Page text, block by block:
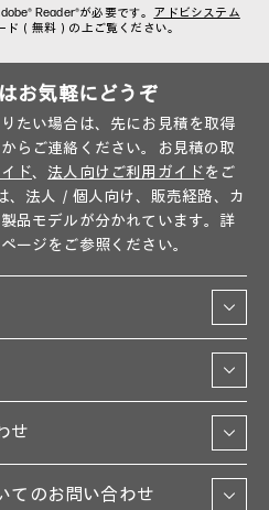
Reader®が必要です。 アドビシステム
ド（無料）の上ご覧ください。
お気軽にどうぞ
たい場合は、先にお見積を取得
らご連絡ください。お見積の取
ド、 法人向けご利用ガイドをご
、法人／個人向け、販売経路、カ
品モデルが分かれています。詳
ージをご参照ください。
せ
てのお問い合わせ